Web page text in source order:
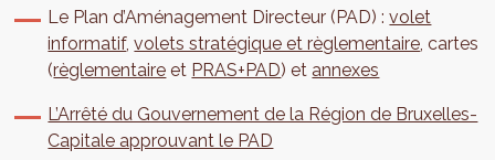
Le Plan d’Aménagement Directeur (PAD) :volet
informatif,volets stratégique et règlementaire, cartes
(règlementaire et PRAS+PAD) et annexes
L’Arrêté du Gouvernement de la Région de Bruxelles-
Capitale approuvant le PAD